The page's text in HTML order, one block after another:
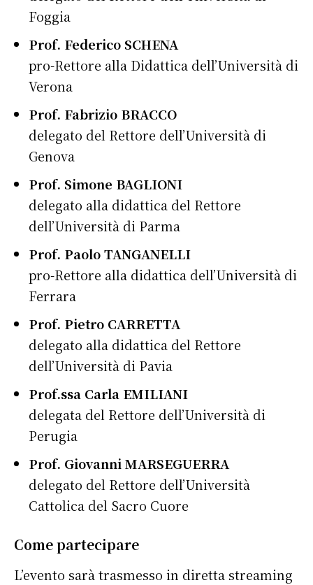
Foggia
Prof. Federico SCHENA
pro-Rettore alla Didattica dell’Università di
Verona
Prof. Fabrizio BRACCO
delegato del Rettore dell’Università di
Genova
Prof. Simone BAGLIONI
delegato alla didattica del Rettore
dell’Università di Parma
Prof. Paolo TANGANELLI
pro-Rettore alla didattica dell’Università di
Ferrara
Prof. Pietro CARRETTA
delegato alla didattica del Rettore
dell’Università di Pavia
Prof.ssa Carla EMILIANI
delegata del Rettore dell’Università di
Perugia
Prof. Giovanni MARSEGUERRA
delegato del Rettore dell’Università
Cattolica del Sacro Cuore
Come partecipare
L’evento sarà trasmesso in diretta streaming